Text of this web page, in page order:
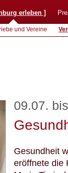
erleben ]
und Vereine
09.07.
Gesundheit
eröffnete die